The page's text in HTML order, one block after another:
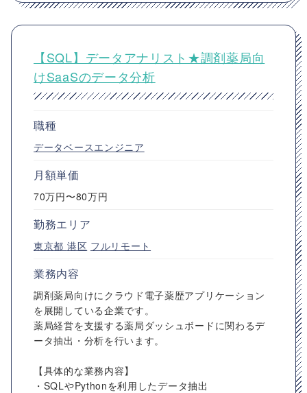
【SQL】データアナリスト★調剤薬局向
けSaaSのデータ分析
職種
データベースエンジニア
月額単価
70万円〜80万円
勤務エリア
東京都 港区 フルリモート
業務内容
調剤薬局向けにクラウド電子薬歴アプリケーション
を展開している企業です。
薬局経営を支援する薬局ダッシュボードに関わるデ
ータ抽出・分析を行います。
【具体的な業務内容】
・SQLやPythonを利用したデータ抽出